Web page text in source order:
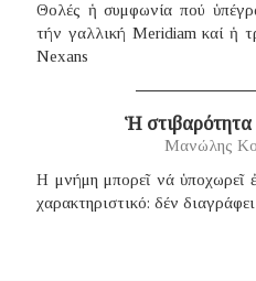
Θολές ἡ συμφωνία πού
τήν γαλλική Μeridiam καί ἡ
Nexans
Ἡ στιβαρότητα
Μανώλης
H μνήμη μπορεῖ νά ὑποχωρεῖ
χαρακτηριστικό: δέν